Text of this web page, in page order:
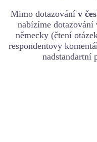
Mimo dotazování v
nabízíme dotazování
německy (čtení
respondentovy
nadstandartní